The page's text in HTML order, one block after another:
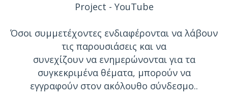
Project - YouTube
Όσοι συμμετέχοντες ενδιαφέρονται να λάβουν
τις παρουσιάσεις και να
συνεχίζουν να ενημερώνονται για τα
συγκεκριμένα θέματα, μπορούν να
εγγραφούν στον ακόλουθο σύνδεσμο..